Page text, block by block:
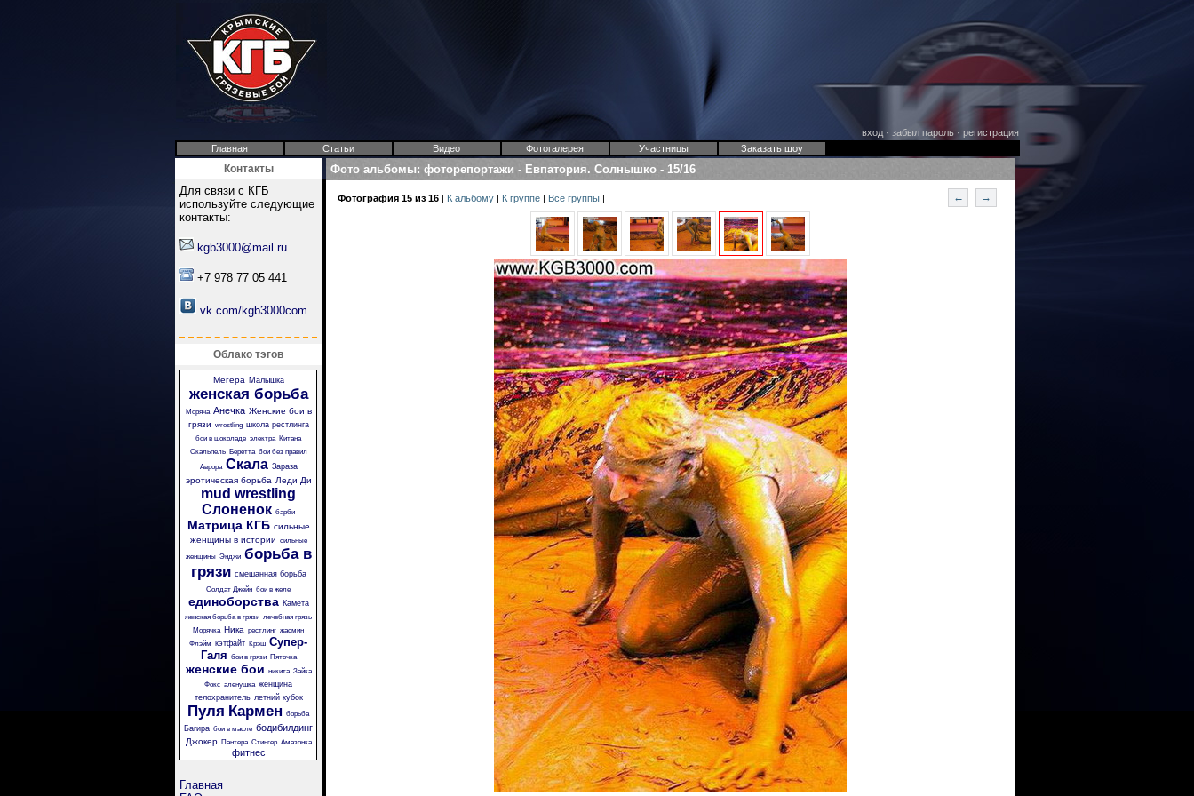
вход· забыл пароль· регистрация
Главная
Статьи Видео Фотогалерея Участницы Заказать шоу
Контакты
Для связи с КГБ
используйте следующие
контакты:
kgb3000@mail.ru
+7 978 77 05 441
vk.com/kgb3000com
Облако тэгов
Мегера Малышка
женская борьба
Моряча Анечка Женские бои в
грязи wrestling школа рестлинга
бои в шоколаде электра Китана
Скальпель
Беретта бои без правил
Аврора Скала Зараза
эротическая борьба Леди Ди
mud wrestling
Слоненок барби
Матрица КГБ сильные
женщины в истории сильные
женщины Энджи борьба в
грязи смешанная борьба
Солдат Джейн бои в желе
единоборства Камета
женская борьба в грязи лечебная грязь
Морячка Ника рестлинг жасмин
Флэйм кэтфайт Крэш Супер-
Галя бои в грязи Пяточка
женские бои никита Зайка
Фокс аленушка женщина
телохранитель летний кубок
Пуля Кармен борьба
Багира бои в масле бодибилдинг
Джокер Пантера Стингер Амазонка
фитнес
Главная
Фото альбомы: фоторепортажи - Евпатория. Солнышко - 15/16
Фотография 15 из 16 | К альбому | К группе | Все группы | ← →